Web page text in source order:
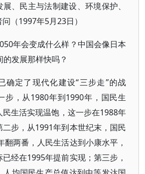
、民主与法制建设、环境保护、
（1997年5月23日）
年会变成什么样？中国会像日本
发展那样快吗？
确定了现代化建设“三步走”的战
步，从1980年到1990年，国民生
生活实现温饱，这一步在1988年
步，从1991年到本世纪末，国民
翻两番，人民生活达到小康水平，
经在1995年提前实现；第三步，